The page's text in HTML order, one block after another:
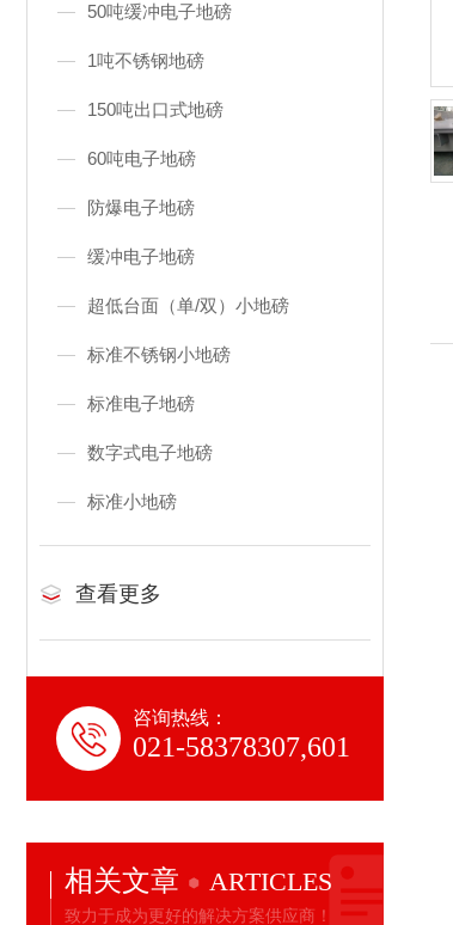
50吨缓冲电子地磅
1吨不锈钢地磅
150吨出口式地磅
60吨电子地磅
防爆电子地磅
缓冲电子地磅
超低台面（单/双）小地磅
标准不锈钢小地磅
标准电子地磅
数字式电子地磅
标准小地磅
查看更多
咨询热线：
021-58378307,601
相关文章 ARTICLES
致力于成为更好的解决方案供应商！